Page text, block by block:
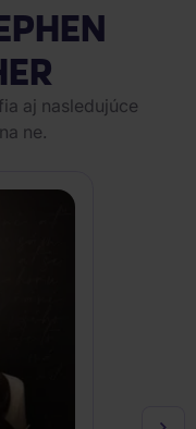
aj nasledujúce
ne.